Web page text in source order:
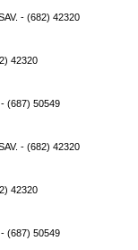
- (682) 42320
42320
(687) 50549
- (682) 42320
42320
(687) 50549